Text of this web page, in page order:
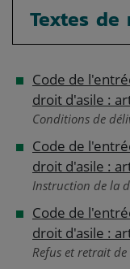
Textes de
Code de
droit d'asile :
Conditions de
Code de
droit d'asile :
Instruction de la
Code de
droit d'asile :
Refus et retrait